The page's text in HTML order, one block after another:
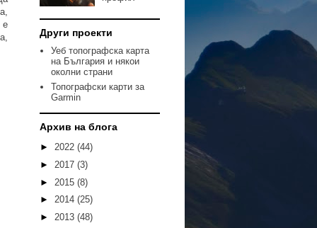
е
Други проекти
Уеб топографска карта
на България и някои
околни страни
Топографски карти за
Garmin
Архив на блога
► 2022 (44)
► 2017 (3)
► 2015 (8)
► 2014 (25)
► 2013 (48)